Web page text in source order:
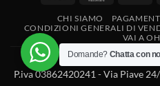
CHI SIAMO
CONDIZIONI GENERALI DI
VAI A
2026 ©
P.iva 03862420241 - Via Piave
Domande? Chatta con